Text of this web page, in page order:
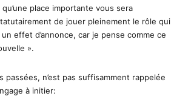
place importante vous sera
de jouer pleinement le rôle qui
effet d’annonce, car je pense comme ce
».
n’est pas suffisamment rappelée
à initier: